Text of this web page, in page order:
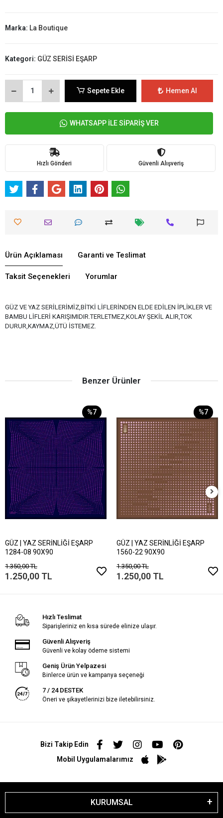
Marka: La Boutique
Kategori: GÜZ SERİSİ EŞARP
Sepete Ekle Hemen Al
WHATSAPP İLE SİPARİŞ VER
Hızlı Gönderi Güvenli Alışveriş
Ürün Açıklaması Garanti ve Teslimat
Taksit Seçenekleri Yorumlar
GÜZ VE YAZ SERİLERİMİZ,BİTKİ LİFLERİNDEN ELDE EDİLEN İPLİKLER VE
BAMBU LİFLERİ KARIŞIMIDIR.TERLETMEZ,KOLAY ŞEKİL ALIR,TOK
DURUR,KAYMAZ,ÜTÜ İSTEMEZ.
Benzer Ürünler
%7
GÜZ | YAZ SERİNLİĞİ EŞARP
1284-08 90X90
1.350,00 TL
1.250,00 TL
%7
GÜZ | YAZ SERİNLİĞİ EŞARP
1560-22 90X90
1.350,00 TL
1.250,00 TL
Hızlı Teslimat
Siparişleriniz en kısa sürede elinize ulaşır.
Güvenli Alışveriş
Güvenli ve kolay ödeme sistemi
Geniş Ürün Yelpazesi
Binlerce ürün ve kampanya seçeneği
7 / 24 DESTEK
Öneri ve şikayetlerinizi bize iletebilirsiniz.
Bizi Takip Edin
Mobil Uygulamalarımız
KURUMSAL